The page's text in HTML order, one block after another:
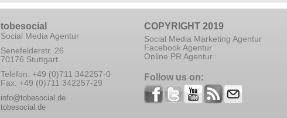
tobesocial
Social Media Agentur
Senefelderstr. 26
70176 Stuttgart
Telefon: +49 (0)711 342257-0
Fax: +49 (0)711 342257-29
info@tobesocial.de
tobesocial.de
COPYRIGHT 2019
Social Media Marketing Agentur
Facebook Agentur
Online PR Agentur
Follow us on: